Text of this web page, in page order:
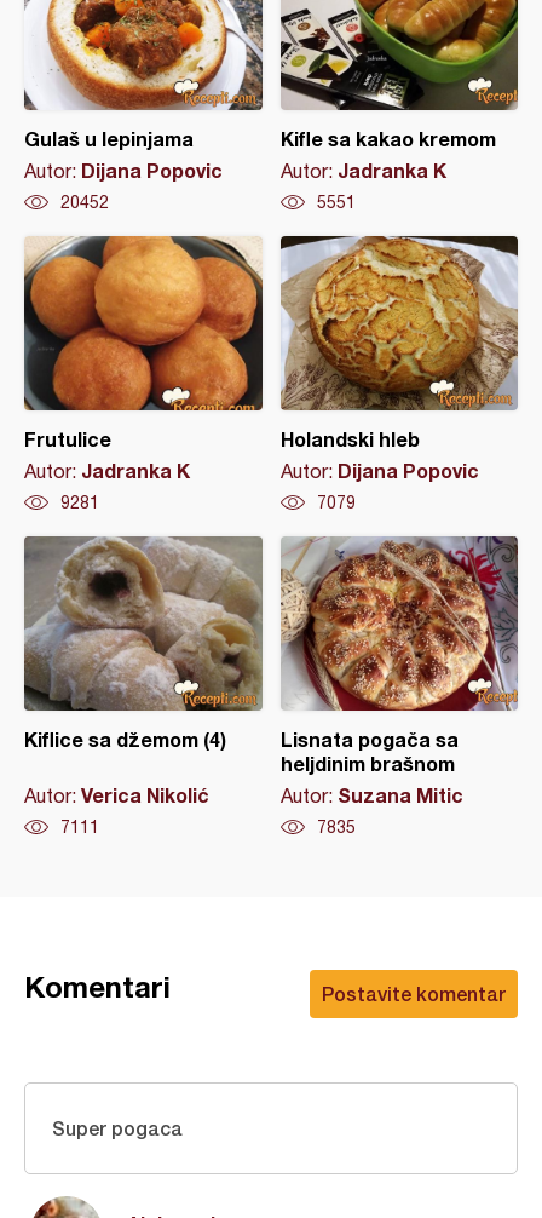
Gulaš u lepinjama
Autor: Dijana Popovic
20452
Kifle sa kakao kremom
Autor: Jadranka K
5551
Frutulice
Autor: Jadranka K
9281
Holandski hleb
Autor: Dijana Popovic
7079
Kiflice sa džemom (4)
Autor: Verica Nikolić
7111
Lisnata pogača sa
heljdinim brašnom
Autor: Suzana Mitic
7835
Postavite komentar
Komentari
Super pogaca